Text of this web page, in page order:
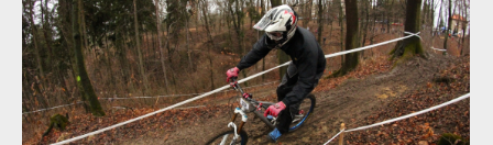
WBS: Bučovice zahájily sjezdovou sezónu a i Čert se přijel
zamazat